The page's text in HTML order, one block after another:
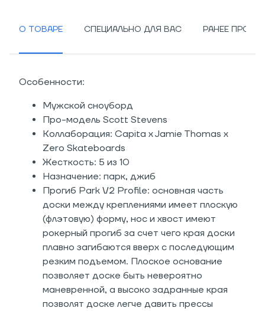
О ТОВАРЕ СПЕЦИАЛЬНО ДЛЯ ВАС РАНЕЕ
Особенности:
Мужской сноуборд
Про-модель Scott Stevens
Коллаборация: Capita x Jamie Thomas x
Zero Skateboards
Жесткость: 5 из 10
Назначение: парк, джиб
Прогиб Park V2 Profile: основная часть
доски между креплениями имеет плоскую
(флэтовую) форму, нос и хвост имеют
рокерный прогиб за счет чего края доски
плавно загибаются вверх с последующим
резким подъемом. Плоское основание
позволяет доске быть невероятно
маневренной, а высоко задранные края
позволят доске легче давить прессы